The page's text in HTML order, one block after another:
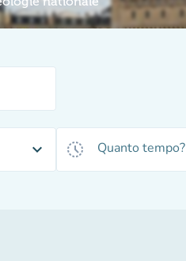
expand_more history_toggle_off Quanto tempo?